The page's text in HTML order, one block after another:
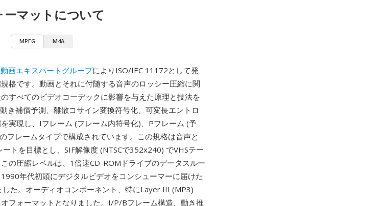
ーマットについて
MPEG M4A
動画エキスパートグループによりISO/IEC 11172として発
格です。動画とそれに付随する音声のロッシー圧縮に関
すべてのビデオコーデックに影響を与えた原理と技法を
き補償予測、離散コサイン変換符号化、可変長エントロ
実現し、Iフレーム (フレーム内符号化)、Pフレーム (予
フレームタイプで構成されています。この規格は音声と
トを目標とし、SIF解像度 (NTSCで352x240) でVHSテー
の圧縮レベルは、1倍速CD-ROMドライブのデータスルー
年代初頭にデジタルビデオをコンシューマーに届けた
た。オーディオコンポーネント、特にLayer III (MP3)
フォーマットとなりました。I/P/Bフレーム構造、動き推